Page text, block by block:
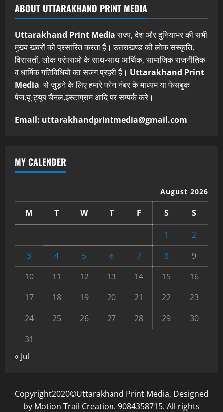
ABOUT UTTARAKHAND PRINT MEDIA
Uttarakhand Print Mediaराज्य, देश और दुनियाभर की सभी
मुख्य खबरों को प्रसारित करता है। उत्तराखण्ड की लोक संस्कृति,
विरासतों, लोक परंपराओ के साथ-साथ आर्थिक, सामाजिक राजनीतिक
व धार्मिक गतिविधियों का सजग प्रहरी है। Uttarakhand Print
Media से जुड़ने के लिए हमारे फोन नंबर के माध्यम या फेसबुक
पेज,यू-ट्यूब चैनल,इंस्टाग्राम आदि पर सम्पर्क करे।
Email: uttarakhandprintmedia@gmail.com
MY CALENDER
August 2026
M T W T F S
S
1
2
3
4 5 6 7 8
9
10
11 12 13 14 15
16
17
18 19 20 21 22
23
24
25 26 27 28 29
30
31
« Jul
Copyright2020©Uttarakhand Print Media, Designed
by Motion Trail Creation. 9084358715. All rights